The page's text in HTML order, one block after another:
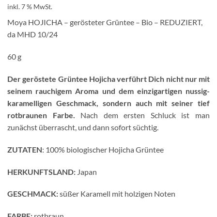
inkl. 7 % MwSt.
Moya HOJICHA – gerösteter Grüntee – Bio – REDUZIERT,
da MHD 10/24
60 g
Der geröstete Grüntee Hojicha verführt Dich nicht nur mit
seinem rauchigem Aroma und dem einzigartigen nussig-
karamelligen Geschmack, sondern auch mit seiner tief
rotbraunen Farbe. Nach dem ersten Schluck ist man
zunächst überrascht, und dann sofort süchtig.
ZUTATEN: 100% biologischer Hojicha Grüntee
HERKUNFTSLAND: Japan
GESCHMACK:süßer Karamell mit holzigen Noten